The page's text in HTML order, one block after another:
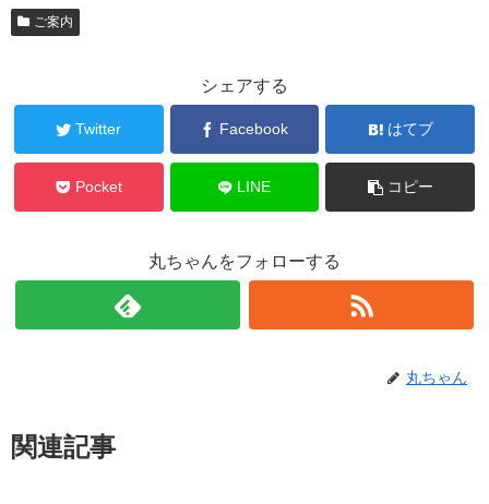
ご案内
シェアする
Twitter Facebook はてブ
Pocket LINE コピー
丸ちゃんをフォローする
丸ちゃん
関連記事